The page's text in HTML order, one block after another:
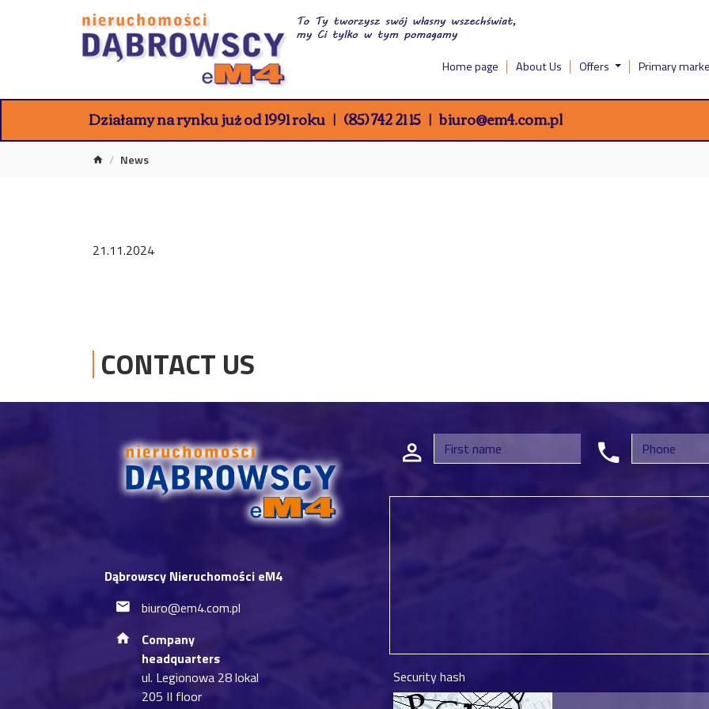
Home page About Us Offers Primary
Działamy na rynku już od 1991 roku (85) 742 21 15 biuro@em4.com.pl
News
21.11.2024
CONTACT US
Dąbrowscy Nieruchomości eM4
biuro@em4.com.pl
Company
headquarters
ul. Legionowa 28 lokal
205 II floor
Security hash